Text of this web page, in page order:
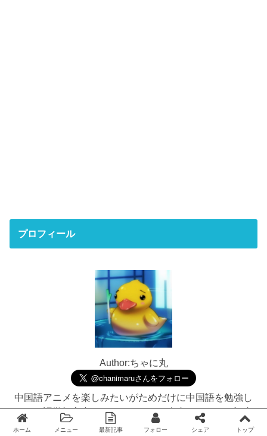
プロフィール
Author:ちゃに丸
中国語アニメを楽しみたいがためだけに中国語を勉強し
ている語学初心者です。リンクはご自由にどうぞ（記事
毎でも構いません）
ホーム メニュー 最新記事 フォロー シェア トップ
Twitter facebook